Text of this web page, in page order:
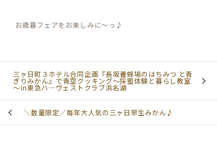
お歳暮フェアをお楽しみに〜っ♪
三ヶ日町３ホテル合同企画『長坂養蜂場のはちみつ と青
ぎりみかん』で青空クッキング～採蜜体験と暮らし教室
～in東急ハ―ヴェストクラブ浜名湖
＼数量限定／毎年大人気の三ヶ日早生みかん♪